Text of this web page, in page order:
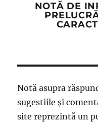
NOTĂ DE
Notă asupra
sugestiile și
site reprezintă un